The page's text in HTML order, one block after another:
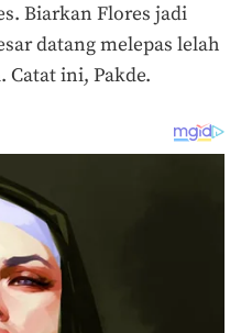
Biarkan Flores jadi
datang melepas lelah
ini, Pakde.